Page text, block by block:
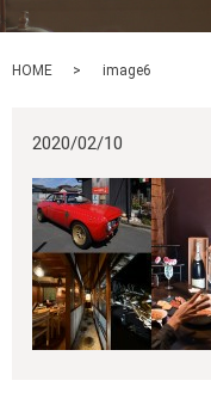
HOME image6
2020/02/10